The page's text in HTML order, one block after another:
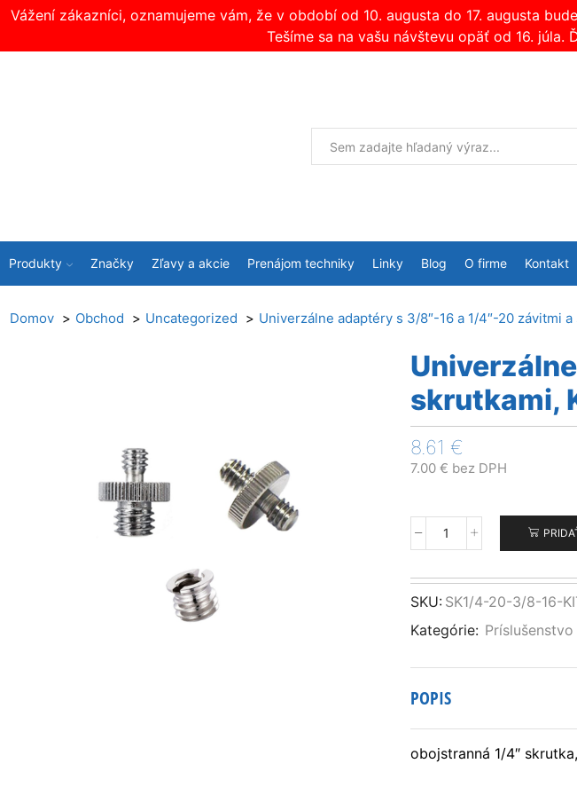
Vážení zákazníci, oznamujeme vám, že v období od 10. augusta do 17. augusta
Tešíme sa na vašu návštevu opäť od 16.
Produkty Značky Zľavy a akcie Prenájom techniky Linky Blog O firme Kontakt
Domov Obchod Uncategorized Univerzálne adaptéry s 3/8″-16 a 1/4″-20 závitmi
skrutkami,
8.61 €
7.00 € bez DPH
množstvo
adaptéry
s
a
závitmi
a
skrutkami,
KIT
SKU: SK1/4-20-3/8-16-
Kategórie:
POPIS
obojstranná 1/4″